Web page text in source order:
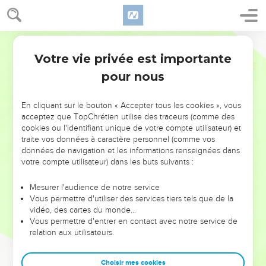
NE MANQUEZ PAS L’ÉVÉNEMENT
DE L’ANNÉE !
ET SI LEURS ERREURS POUVAIENT VOUS ÉVITER LES
VOTRES ?
leur foi ou leur vision. Mais on voit moins les doutes, les erreurs
et les saisons difficiles qu'ils ont traversés, alors même que ce
sont elles qui les ont façonnés.
Dans cette conférence, leaders, entrepreneurs, et responsables
clés pour avancer avec plus de sagesse afin que leurs erreurs
Votre vie privée est importante
pour nous
En cliquant sur le bouton « Accepter tous les cookies », vous
acceptez que TopChrétien utilise des traceurs (comme des
cookies ou l'identifiant unique de votre compte utilisateur) et
traite vos données à caractère personnel (comme vos
données de navigation et les informations renseignées dans
votre compte utilisateur) dans les buts suivants :
Mesurer l'audience de notre service
Vous permettre d'utiliser des services tiers tels que de la
vidéo, des cartes du monde…
Vous permettre d'entrer en contact avec notre service de
relation aux utilisateurs.
Choisir mes cookies